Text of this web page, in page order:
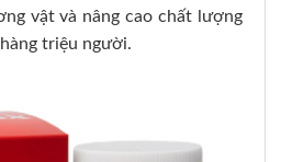
vật và nâng cao chất lượng
triệu người.